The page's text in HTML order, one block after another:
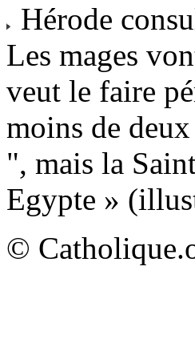
Hérode
Les mages
veut le faire
moins de
", mais la
Egypte »
©